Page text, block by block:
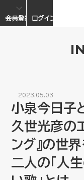
会員登録 ログイン
2023.05.03
小泉今日子
久世光彦のエ
ング』の世
二人の「人